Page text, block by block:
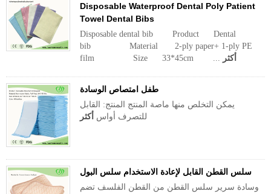
Disposable Waterproof Dental Poly Patient
Towel Dental Bibs
Disposable dental bib Product Dental
bib Material 2-ply paper+ 1-ply PE
film Size 33*45cm ... أكثر
طفل امتصاص الوسادة
يمكن التخلص منها ماصة المنتج المنتج: القابل
للتصرف أواس أكثر
سلس القطن القابل لإعادة الاستخدام سلس البول
وسادة سرير سلس القطن من القطن الفلسف تضم